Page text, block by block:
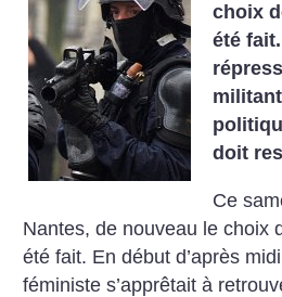
choix
été
militant
doit
Ce
Nantes, de nouveau le choix
été fait. En début d’après
féministe s’apprêtait à